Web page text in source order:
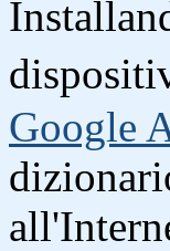
Google